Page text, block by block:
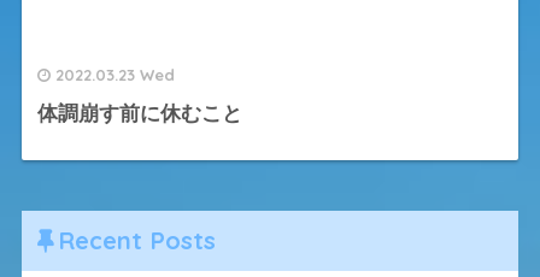
2022.03.23 Wed
体調崩す前に休むこと
Recent Posts